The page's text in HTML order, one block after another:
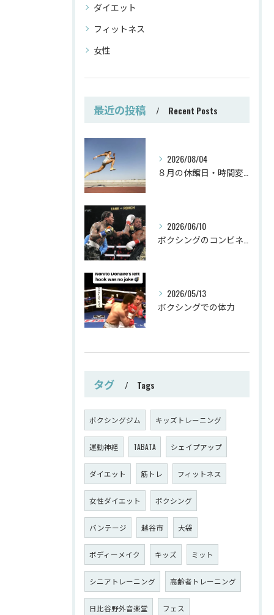
ダイエット
フィットネス
女性
最近の投稿 Recent Posts
2026/08/04
2026/06/10
2026/05/13
ボクシングでの体力
タグ Tags
ボクシングジム キッズトレーニング
運動神経 TABATA シェイプアップ
ダイエット 筋トレ フィットネス
女性ダイエット ボクシング
バンテージ 越谷市 大袋
ボディーメイク キッズ ミット
シニアトレーニング 高齢者トレーニング
日比谷野外音楽堂 フェス